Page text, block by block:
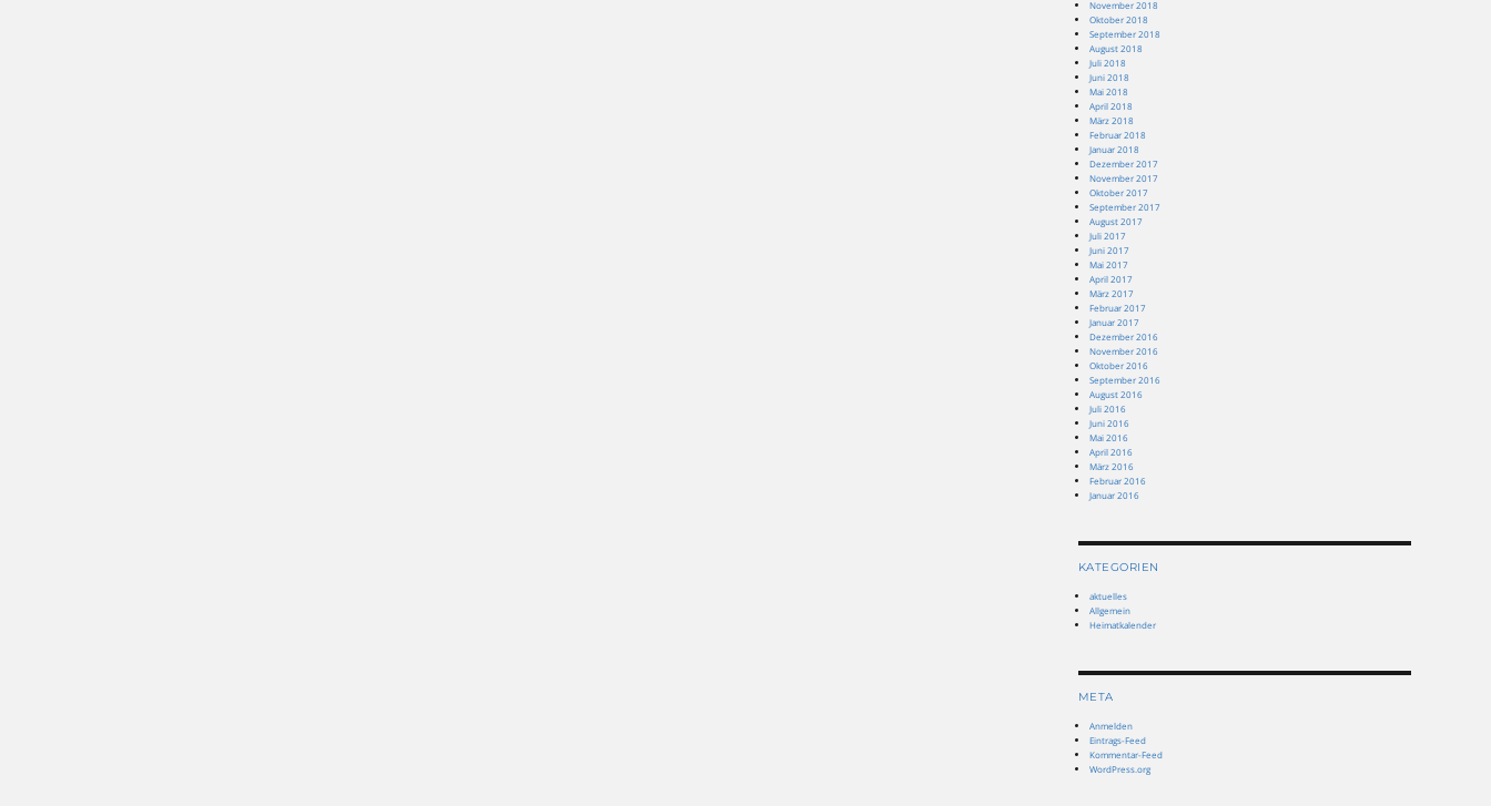
November 2018
Oktober 2018
September 2018
August 2018
Juli 2018
Juni 2018
Mai 2018
April 2018
März 2018
Februar 2018
Januar 2018
Dezember 2017
November 2017
Oktober 2017
September 2017
August 2017
Juli 2017
Juni 2017
Mai 2017
April 2017
März 2017
Februar 2017
Januar 2017
Dezember 2016
November 2016
Oktober 2016
September 2016
August 2016
Juli 2016
Juni 2016
Mai 2016
April 2016
März 2016
Februar 2016
Januar 2016
KATEGORIEN
aktuelles
Allgemein
Heimatkalender
META
Anmelden
Eintrags-Feed
Kommentar-Feed
WordPress.org